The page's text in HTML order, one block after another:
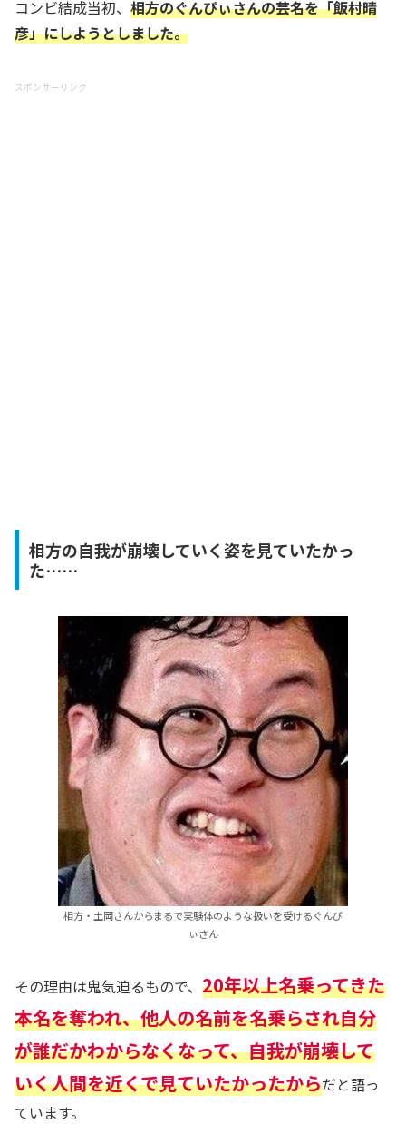
コンビ結成当初、 相方のぐんぴぃさんの芸名を「飯村晴
彦」にしようとしました。
スポンサーリンク
相方の自我が崩壊していく姿を見ていたかっ
た……
相方・土岡さんからまるで実験体のような扱いを受けるぐんぴ
ぃさん
その理由は鬼気迫るもので、 20年以上名乗ってきた
本名を奪われ、他人の名前を名乗らされ自分
が誰だかわからなくなって、自我が崩壊して
いく人間を近くで見ていたかったからだと語っ
ています。